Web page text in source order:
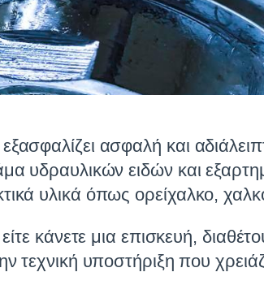
ασφαλή και
υδραυλικών ειδών και
υλικά όπως ορείχαλκο,
κάνετε μια επισκευή,
τεχνική υποστήριξη που